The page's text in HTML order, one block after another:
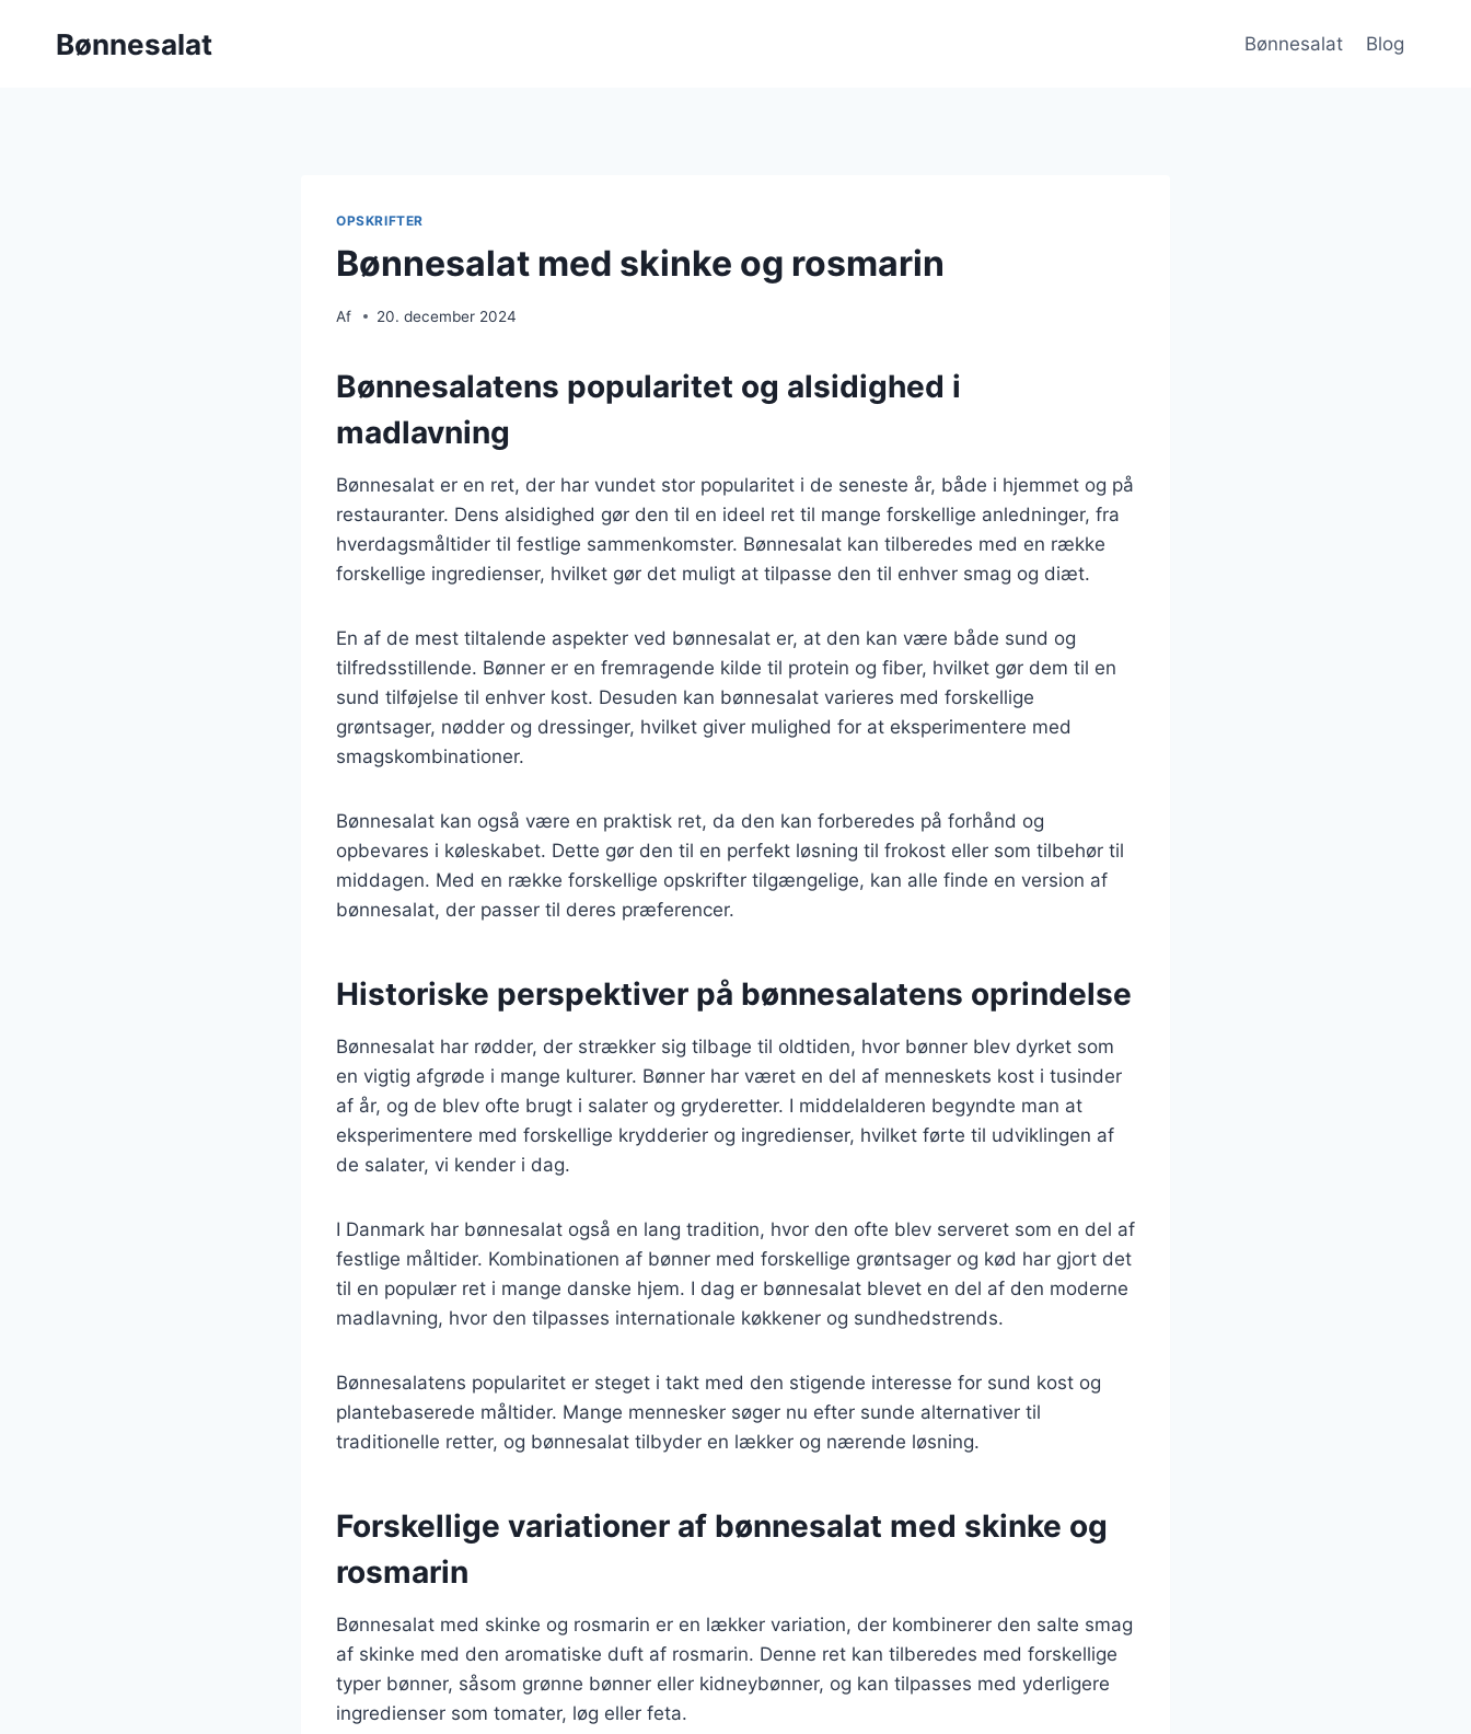
Bønnesalat Bønnesalat Blog
OPSKRIFTER
Bønnesalat med skinke og rosmarin
Af 20. december 2024
Bønnesalatens popularitet og alsidighed i
madlavning
Bønnesalat er en ret, der har vundet stor popularitet i de seneste år, både i hjemmet og på
restauranter. Dens alsidighed gør den til en ideel ret til mange forskellige anledninger, fra
hverdagsmåltider til festlige sammenkomster. Bønnesalat kan tilberedes med en række
forskellige ingredienser, hvilket gør det muligt at tilpasse den til enhver smag og diæt.
En af de mest tiltalende aspekter ved bønnesalat er, at den kan være både sund og
tilfredsstillende. Bønner er en fremragende kilde til protein og fiber, hvilket gør dem til en
sund tilføjelse til enhver kost. Desuden kan bønnesalat varieres med forskellige
grøntsager, nødder og dressinger, hvilket giver mulighed for at eksperimentere med
smagskombinationer.
Bønnesalat kan også være en praktisk ret, da den kan forberedes på forhånd og
opbevares i køleskabet. Dette gør den til en perfekt løsning til frokost eller som tilbehør til
middagen. Med en række forskellige opskrifter tilgængelige, kan alle finde en version af
bønnesalat, der passer til deres præferencer.
Historiske perspektiver på bønnesalatens oprindelse
Bønnesalat har rødder, der strækker sig tilbage til oldtiden, hvor bønner blev dyrket som
en vigtig afgrøde i mange kulturer. Bønner har været en del af menneskets kost i tusinder
af år, og de blev ofte brugt i salater og gryderetter. I middelalderen begyndte man at
eksperimentere med forskellige krydderier og ingredienser, hvilket førte til udviklingen af
de salater, vi kender i dag.
I Danmark har bønnesalat også en lang tradition, hvor den ofte blev serveret som en del af
festlige måltider. Kombinationen af bønner med forskellige grøntsager og kød har gjort det
til en populær ret i mange danske hjem. I dag er bønnesalat blevet en del af den moderne
madlavning, hvor den tilpasses internationale køkkener og sundhedstrends.
Bønnesalatens popularitet er steget i takt med den stigende interesse for sund kost og
plantebaserede måltider. Mange mennesker søger nu efter sunde alternativer til
traditionelle retter, og bønnesalat tilbyder en lækker og nærende løsning.
Forskellige variationer af bønnesalat med skinke og
rosmarin
Bønnesalat med skinke og rosmarin er en lækker variation, der kombinerer den salte smag
af skinke med den aromatiske duft af rosmarin. Denne ret kan tilberedes med forskellige
typer bønner, såsom grønne bønner eller kidneybønner, og kan tilpasses med yderligere
ingredienser som tomater, løg eller feta.